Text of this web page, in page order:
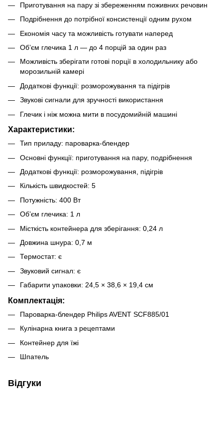
Приготування на пару зі збереженням поживних речовин
Подрібнення до потрібної консистенції одним рухом
Економія часу та можливість готувати наперед
Об’єм глечика 1 л — до 4 порцій за один раз
Можливість зберігати готові порції в холодильнику або
морозильній камері
Додаткові функції: розморожування та підігрів
Звукові сигнали для зручності використання
Глечик і ніж можна мити в посудомийній машині
Характеристики:
Тип приладу: пароварка-блендер
Основні функції: приготування на пару, подрібнення
Додаткові функції: розморожування, підігрів
Кількість швидкостей: 5
Потужність: 400 Вт
Об’єм глечика: 1 л
Місткість контейнера для зберігання: 0,24 л
Довжина шнура: 0,7 м
Термостат: є
Звуковий сигнал: є
Габарити упаковки: 24,5 × 38,6 × 19,4 см
Комплектація:
Пароварка-блендер Philips AVENT SCF885/01
Кулінарна книга з рецептами
Контейнер для їжі
Шпатель
Відгуки